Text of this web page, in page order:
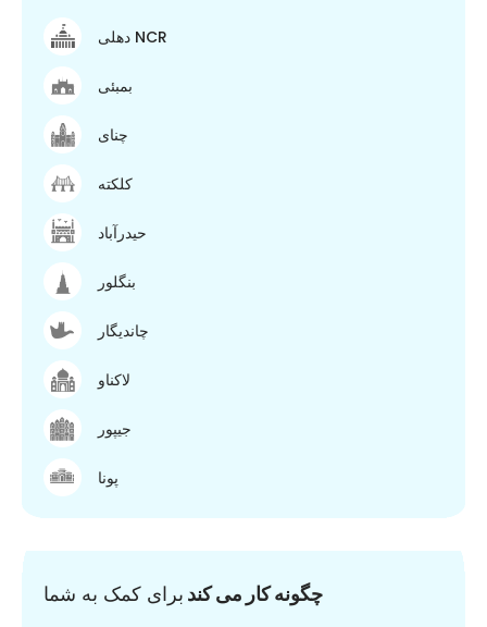
دهلی NCR
بمبئی
چنای
کلکته
حیدرآباد
بنگلور
چاندیگار
لاکناو
جیپور
پونا
چگونه کار می کند برای کمک به شما